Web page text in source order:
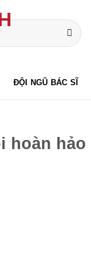
ĐỘI NGŨ BÁC SĨ
hoàn